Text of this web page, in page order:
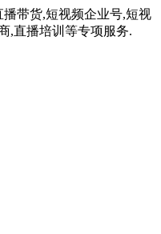
带货,短视频企业号,短视
,直播培训等专项服务.